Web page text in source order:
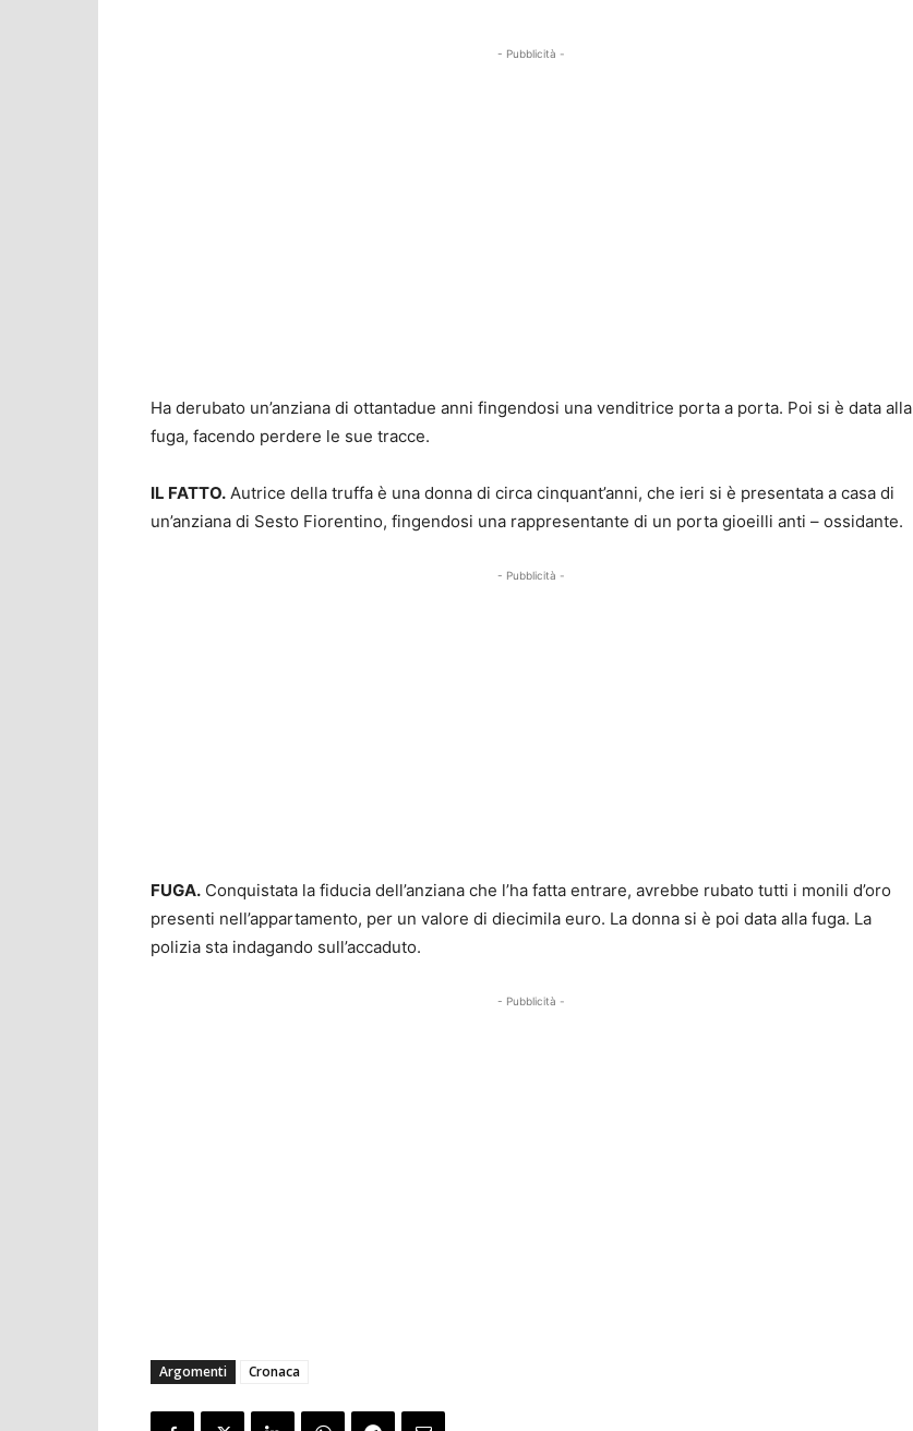
- Pubblicità -
Ha derubato un’anziana di ottantadue anni fingendosi una venditrice porta a porta. Poi si è data alla
fuga, facendo perdere le sue tracce.
IL FATTO. Autrice della truffa è una donna di circa cinquant’anni, che ieri si è presentata a casa di
un’anziana di Sesto Fiorentino, fingendosi una rappresentante di un porta gioeilli anti – ossidante.
- Pubblicità -
FUGA. Conquistata la fiducia dell’anziana che l’ha fatta entrare, avrebbe rubato tutti i monili d’oro
presenti nell’appartamento, per un valore di diecimila euro. La donna si è poi data alla fuga. La
polizia sta indagando sull’accaduto.
- Pubblicità -
Argomenti Cronaca